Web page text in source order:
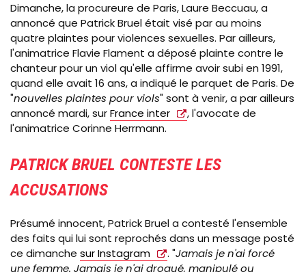
Dimanche, la procureure de Paris, Laure Beccuau, a
annoncé que Patrick Bruel était visé par au moins
quatre plaintes pour violences sexuelles. Par ailleurs,
l'animatrice Flavie Flament a déposé plainte contre le
chanteur pour un viol qu'elle affirme avoir subi en 1991,
quand elle avait 16 ans, a indiqué le parquet de Paris. De
"nouvelles plaintes pour viols" sont à venir, a par ailleurs
annoncé mardi, surFrance inter
, l'avocate de
l'animatrice Corinne Herrmann.
PATRICK BRUEL CONTESTE LES
ACCUSATIONS
Présumé innocent, Patrick Bruel a contesté l'ensemble
des faits qui lui sont reprochés dans un message posté
ce dimanche sur Instagram . "Jamais je n'ai forcé
une femme. Jamais je n'ai drogué, manipulé ou